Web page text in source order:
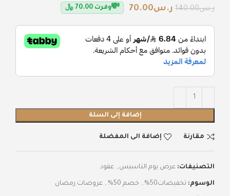
ر.س140.00 ر.س70.00
💸وفرت 70.00 ﷼
إضافة إلى السلة
مقارنة إضافة الى المفضلة
التصنيفات: عرض يوم التاسيس , عقود
الوسوم: تخفيضات50% , خصم 50% , عروضات رمضان